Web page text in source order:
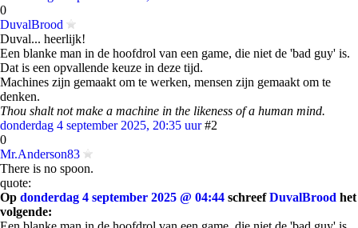
0
DuvalBrood
Duval... heerlijk!
Een blanke man in de hoofdrol van een game, die niet de 'bad guy' is.
Dat is een opvallende keuze in deze tijd.
Machines zijn gemaakt om te werken, mensen zijn gemaakt om te
denken.
Thou shalt not make a machine in the likeness of a human mind.
donderdag 4 september 2025, 20:35 uur #2
0
Mr.Anderson83
There is no spoon.
quote:
Op donderdag 4 september 2025 @ 04:44 schreefDuvalBrood het
volgende: